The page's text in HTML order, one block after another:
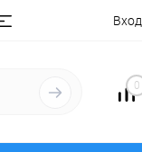
Вход
0